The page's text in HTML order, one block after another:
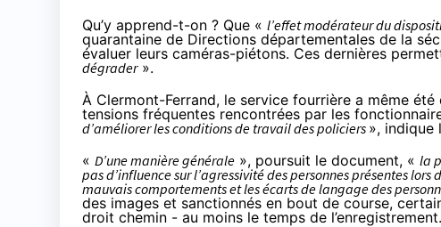
Qu’y apprend-t-on ? Que « l’effet modérateur du
quarantaine de Directions départementales de la
évaluer leurs caméras-piétons. Ces dernières
dégrader».
À Clermont-Ferrand, le service fourrière a même
tensions fréquentes rencontrées par les
d’améliorer les conditions de travail des policiers », indique
« D’une manière générale », poursuit le document, « la
pas d’influence sur l’agressivité des personnes présentes
mauvais comportements et les écarts de langage des
des images et sanctionnés en bout de course,
droit chemin - au moins le temps de l’enregistrement.